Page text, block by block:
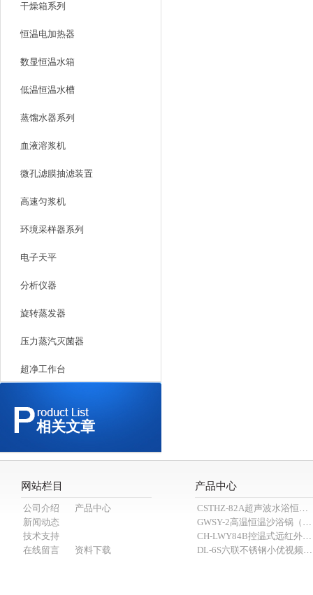
干燥箱系列
恒温电加热器
数显恒温水箱
低温恒温水槽
蒸馏水器系列
血液溶浆机
微孔滤膜抽滤装置
高速匀浆机
环境采样器系列
电子天平
分析仪器
旋转蒸发器
压力蒸汽灭菌器
超净工作台
相关文章
网站栏目
公司介绍
产品中心
新闻动态
技术支持
在线留言
资料下载
产品中心
CSTHZ-82A超声波水浴恒温小优视频老版本
GWSY-2高温恒温沙浴锅（600℃）
CH-LWY84B控温式远红外消煮炉
DL-6S六联不锈钢小优视频APP官网下载为爱而生（抽滤装置）